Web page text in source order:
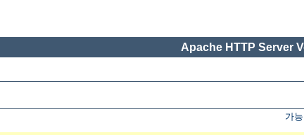
Apache HTTP Server
가